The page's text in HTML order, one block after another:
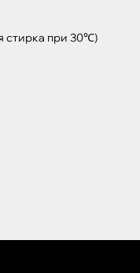
стирка при 30℃)